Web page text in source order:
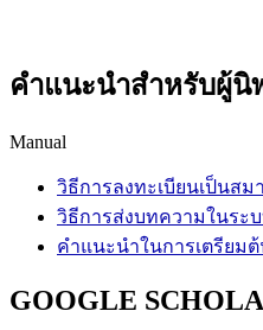
คำแนะนำสำหรับผู้นิ
Manual
วิธีการลงทะเบียนเป็นสม
วิธีการส่งบทความในระ
คำแนะนำในการเตรียม
GOOGLE